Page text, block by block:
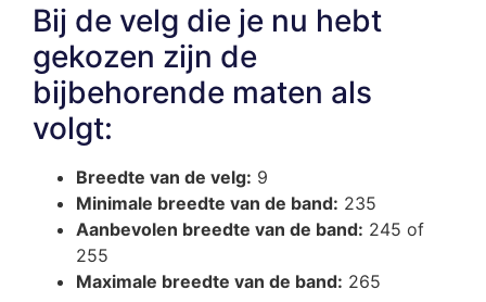
Bij de velg die je nu hebt
gekozen zijn de
bijbehorende maten als
volgt:
Breedte van de velg: 9
Minimale breedte van de band: 235
Aanbevolen breedte van de band: 245 of
255
Maximale breedte van de band: 265